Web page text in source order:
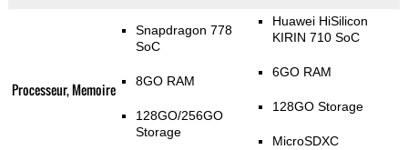
Processeur, Memoire
Snapdragon 778
SoC
8GO RAM
128GO/256GO
Storage
Huawei HiSilicon
KIRIN 710 SoC
6GO RAM
128GO Storage
MicroSDXC